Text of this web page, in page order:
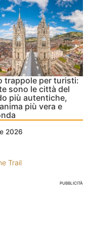
trappole per turisti:
sono le città del
più autentiche,
più vera e
2026
Trail
PUBBLICITÀ